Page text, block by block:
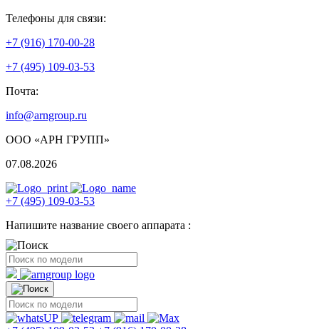
Телефоны для связи:
+7 (916) 170-00-28
+7 (495) 109-03-53
Почта:
info@arngroup.ru
ООО «АРН ГРУПП»
07.08.2026
+7 (495) 109-03-53
Напишите название своего аппарата :